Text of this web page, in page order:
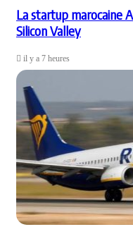
La startup marocaine
Silicon Valley
il y a 7 heures